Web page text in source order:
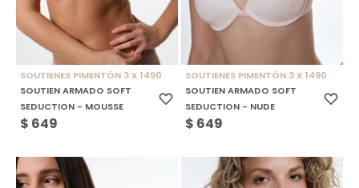
SOUTIENES PIMENTÓN 3 X 1490
SOUTIEN ARMADO SOFT
SEDUCTION - MOUSSE
$ 649
SOUTIENES PIMENTÓN 3 X 1490
SOUTIEN ARMADO SOFT
SEDUCTION - NUDE
$ 649